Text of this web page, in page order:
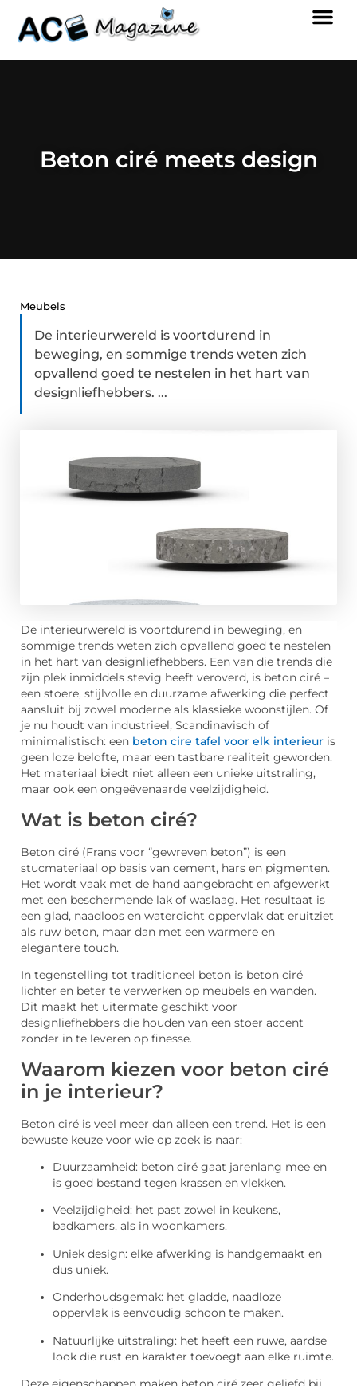
Beton ciré meets design
Meubels
De interieurwereld is voortdurend in
beweging, en sommige trends weten zich
opvallend goed te nestelen in het hart van
designliefhebbers. ...
De interieurwereld is voortdurend in beweging, en
sommige trends weten zich opvallend goed te nestelen
in het hart van designliefhebbers. Een van die trends die
zijn plek inmiddels stevig heeft veroverd, is beton ciré –
een stoere, stijlvolle en duurzame afwerking die perfect
aansluit bij zowel moderne als klassieke woonstijlen. Of
je nu houdt van industrieel, Scandinavisch of
minimalistisch: een beton cire tafel voor elk interieur is
geen loze belofte, maar een tastbare realiteit geworden.
Het materiaal biedt niet alleen een unieke uitstraling,
maar ook een ongeëvenaarde veelzijdigheid.
Wat is beton ciré?
Beton ciré (Frans voor “gewreven beton”) is een
stucmateriaal op basis van cement, hars en pigmenten.
Het wordt vaak met de hand aangebracht en afgewerkt
met een beschermende lak of waslaag. Het resultaat is
een glad, naadloos en waterdicht oppervlak dat eruitziet
als ruw beton, maar dan met een warmere en
elegantere touch.
In tegenstelling tot traditioneel beton is beton ciré
lichter en beter te verwerken op meubels en wanden.
Dit maakt het uitermate geschikt voor
designliefhebbers die houden van een stoer accent
zonder in te leveren op finesse.
Waarom kiezen voor beton ciré
in je interieur?
Beton ciré is veel meer dan alleen een trend. Het is een
bewuste keuze voor wie op zoek is naar:
Duurzaamheid: beton ciré gaat jarenlang mee en
is goed bestand tegen krassen en vlekken.
Veelzijdigheid: het past zowel in keukens,
badkamers, als in woonkamers.
Uniek design: elke afwerking is handgemaakt en
dus uniek.
Onderhoudsgemak: het gladde, naadloze
oppervlak is eenvoudig schoon te maken.
Natuurlijke uitstraling: het heeft een ruwe, aardse
look die rust en karakter toevoegt aan elke ruimte.